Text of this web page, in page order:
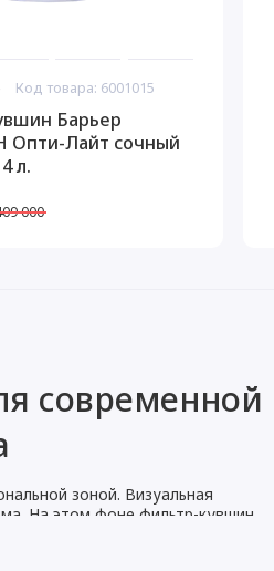
Код товара: 6001015
Барьер
Лайт сочный
л.
000
современной
зоной. Визуальная
На этом фоне фильтр-кувшин